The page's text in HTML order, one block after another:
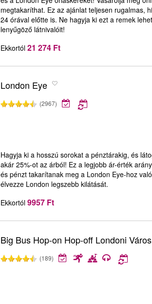
megtakaríthat. Ez az ajánlat teljesen rugalmas,
24 órával előtte is. Ne hagyja ki ezt a remek
lenyűgöző látnivalóit!
Ekkortól 21 274 Ft
London Eye
(2967)
Hagyja ki a hosszú sorokat a pénztárakig, és
akár 25%-ot az árból! Ez a legjobb ár-érték
és pénzt takarítanak meg a London Eye-hoz
élvezze London legszebb kilátását.
Ekkortól 9957 Ft
Big Bus Hop-on Hop-off Londoni
(189)